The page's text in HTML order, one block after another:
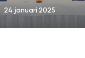
24 januari 2025